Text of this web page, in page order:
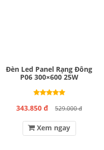
Đèn Led Panel Rạng Đông
P06 300×600 25W
343.850 đ 529.000 đ
Xem ngay